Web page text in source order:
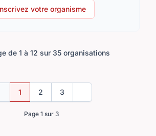
votre organisme
de 1 à 12 sur 35 organisations
1 2 3
Page 1 sur 3